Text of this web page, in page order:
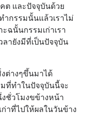
ต และปัจจุบันด้วย
ฉนั้นกรรมเก่าเรา
ลายังมีที่เป็นปัจจุบัน
ต่างๆขึ้นมาได้
ที่ทำในปัจจุบันนี้จะ
ชั่วโมงขข้างหน้า
าที่ไปให้ผลในวันข้าง